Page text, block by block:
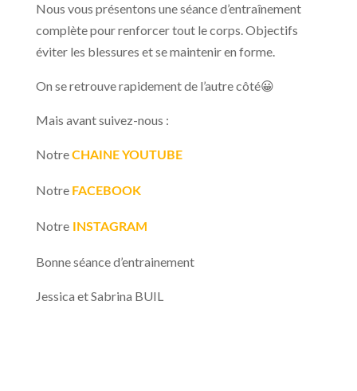
Nous vous présentons une séance d’entraînement
complète pour renforcer tout le corps. Objectifs
éviter les blessures et se maintenir en forme.
On se retrouve rapidement de l’autre côté😀
Mais avant suivez-nous :
NotreCHAINE YOUTUBE
Notre FACEBOOK
NotreINSTAGRAM
Bonne séance d’entrainement
Jessica et Sabrina BUIL